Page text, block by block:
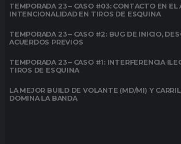
TEMPORADA 23 – CASO #03: CONTACTO EN EL
INTENCIONALIDAD EN TIROS DE ESQUINA
TEMPORADA 23 – CASO #2: BUG DE INICIO,
ACUERDOS PREVIOS
TEMPORADA 23 – CASO #1: INTERFERENCIA
TIROS DE ESQUINA
LA MEJOR BUILD DE VOLANTE (MD/MI) Y
DOMINA LA BANDA